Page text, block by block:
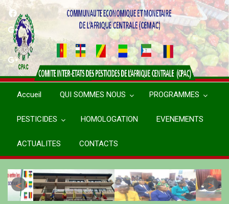
Aller
contenu
principal
Accueil QUI SOMMES NOUS PROGRAMMES
PESTICIDES HOMOLOGATION EVENEMENTS
ACTUALITES CONTACTS